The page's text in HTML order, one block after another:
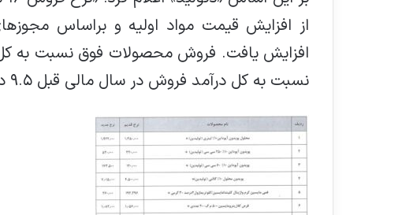
نسبت به کل درآمد فروش در سال مالی قبل ۹.۵ درصد است.